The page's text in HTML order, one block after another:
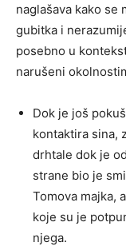
naglašava kako se
gubitka i
posebno u
narušeni
Dok je još
kontaktira sina,
drhtale dok je
strane bio je
Tomova majka,
koje su je
njega.